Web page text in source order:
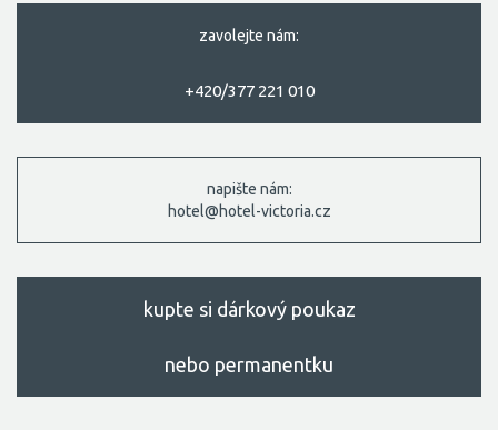
zavolejte nám:
+420/377 221 010
napište nám:
hotel@hotel-victoria.cz
kupte si dárkový poukaz
nebo permanentku